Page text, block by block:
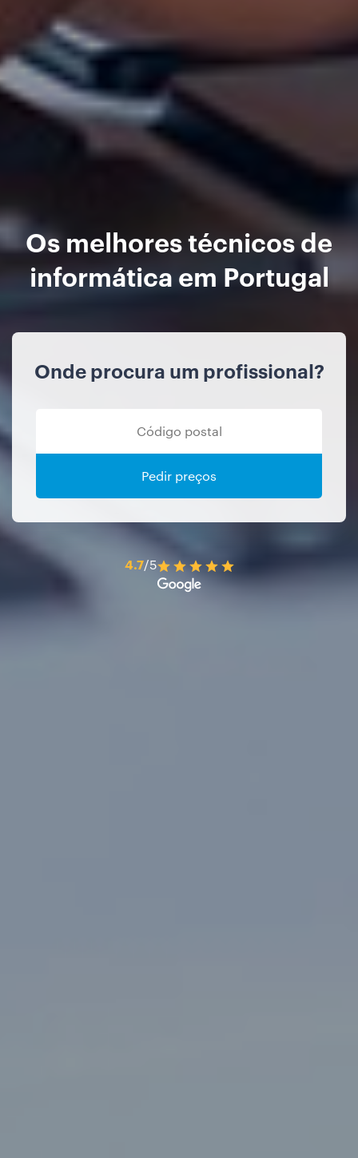
Os melhores técnicos de
informática em Portugal
Onde procura um profissional?
Pedir preços
4.7/5